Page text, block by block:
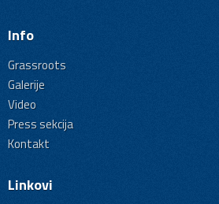
Info
Grassroots
Galerije
Video
Press sekcija
Kontakt
Linkovi